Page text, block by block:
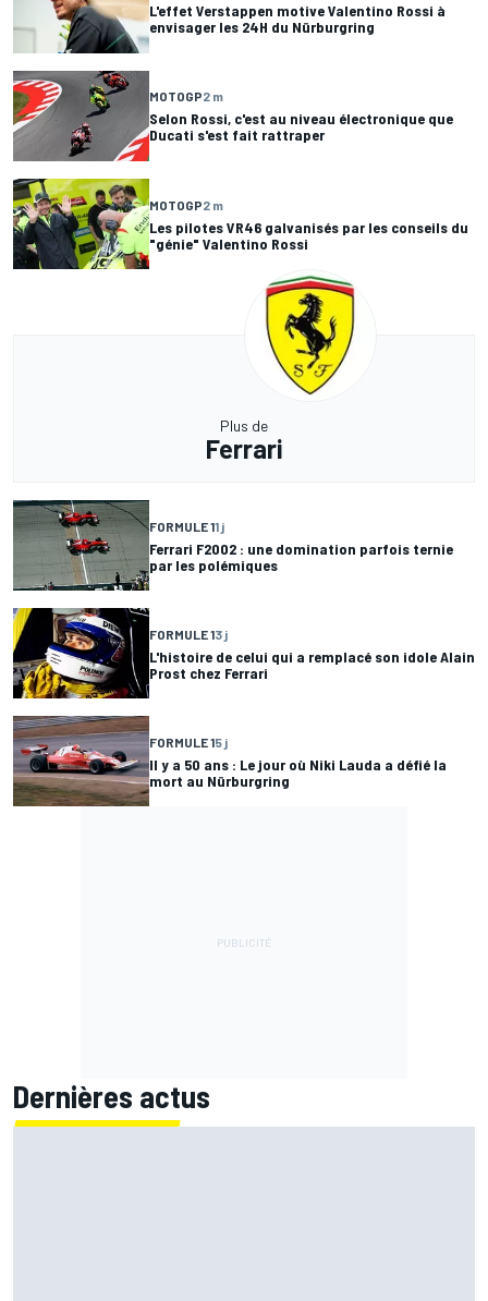
L'effet Verstappen motive Valentino Rossi à
envisager les 24H du Nürburgring
MOTOGP2 m
Selon Rossi, c'est au niveau électronique que
Ducati s'est fait rattraper
MOTOGP2 m
Les pilotes VR46 galvanisés par les conseils du
"génie" Valentino Rossi
Plus de
Ferrari
FORMULE 11 j
Ferrari F2002 : une domination parfois ternie
par les polémiques
FORMULE 13 j
L'histoire de celui qui a remplacé son idole Alain
Prost chez Ferrari
FORMULE 15 j
Il y a 50 ans : Le jour où Niki Lauda a défié la
mort au Nürburgring
Dernières actus